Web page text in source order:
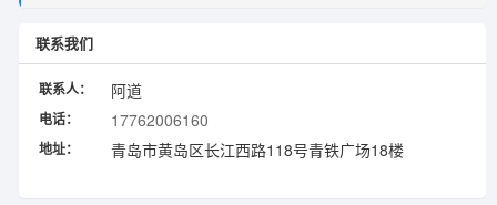
联系我们
联系人： 阿道
电话： 17762006160
地址： 青岛市黄岛区长江西路118号青铁广场18楼